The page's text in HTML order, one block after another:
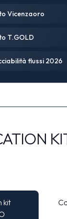
Vicenzaoro
T.GOLD
flussi 2026
kit